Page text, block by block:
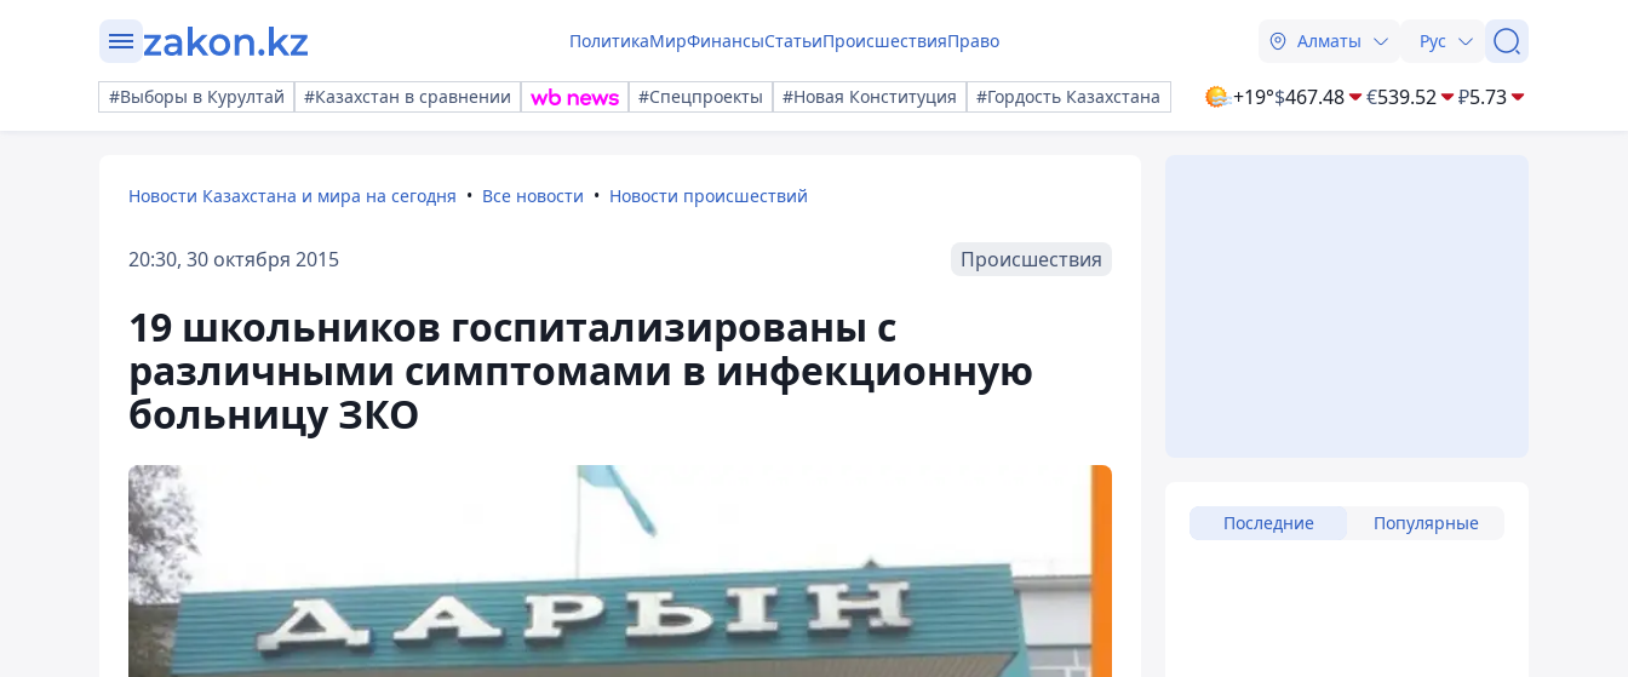
ПолитикаМирФинансыСтатьиПроисшествияПраво Алматы Рус
#Выборы в Курултай #Казахстан в сравнении #Спецпроекты #Новая Конституция #Гордость Казахстана +19°$467.48 €539.52 ₽5.73
Новости Казахстана и мира на сегодня Все новости Новости происшествий
20:30, 30 октября 2015 Происшествия
19 школьников госпитализированы с
различными симптомами в инфекционную
больницу ЗКО
Последние Популярные